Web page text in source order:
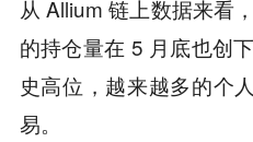
从 Allium 链上数据来看
的持仓量在 5 月底也创
史高位，越来越多的个
易。